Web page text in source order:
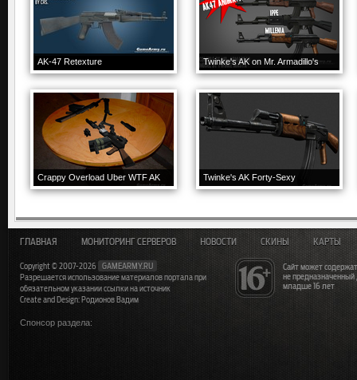
AK-47 Retexture Twinke's AK on Mr. Armadillo's
Crappy Overload Uber WTF AK Twinke's AK Forty-Sexy
Сайт может
не
младше 16 лет
ГЛАВНАЯ МОНИТОРИНГ СЕРВЕРОВ НОВОСТИ СКИНЫ КАРТЫ
Copyright © 2007-2026
GAMEARMY.RU
Разрешается использование материалов портала при
обязательном указании ссылки на источник
Create and Design: Родионов Вадим
Спонсор раздела: